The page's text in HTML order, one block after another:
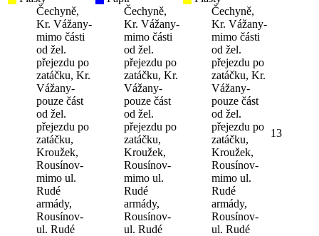
Čechyně,
Kr. Vážany-
mimo části
od žel.
přejezdu po
zatáčku, Kr.
Vážany-
pouze část
od žel.
přejezdu po
zatáčku,
Kroužek,
Rousínov-
mimo ul.
Rudé
armády,
Rousínov-
ul. Rudé
Čechyně,
Kr. Vážany-
mimo části
od žel.
přejezdu po
zatáčku, Kr.
Vážany-
pouze část
od žel.
přejezdu po
zatáčku,
Kroužek,
Rousínov-
mimo ul.
Rudé
armády,
Rousínov-
ul. Rudé
Čechyně,
Kr. Vážany-
mimo části
od žel.
přejezdu po
zatáčku, Kr.
Vážany-
pouze část
od žel.
přejezdu po
zatáčku,
Kroužek,
Rousínov-
mimo ul.
Rudé
armády,
Rousínov-
ul. Rudé
13